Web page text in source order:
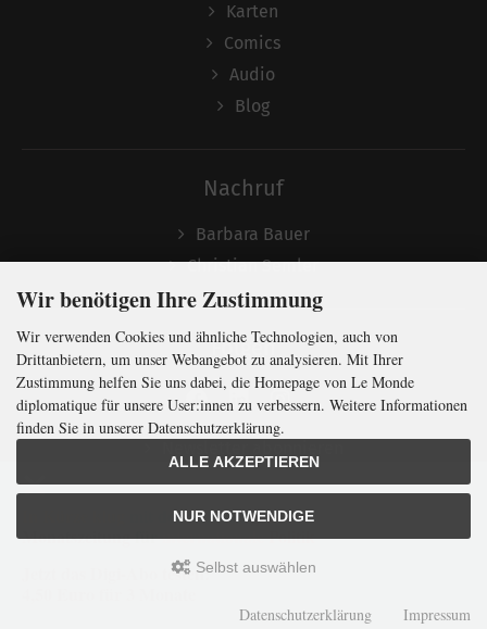
mit der weltweitgrößten
MonatszeitungfürinternationalePolitik
Jetzt das Digi-Abo testen:
Karten
Comics
Audio
Blog
Nachruf
Barbara Bauer
Christian Semler
Folgen
LMd © 2026 | Template © 2009-2026 bymodified eCommerce Shopsoftware
Wir benötigen Ihre Zustimmung
Wir verwenden Cookies und ähnliche Technologien, auch von
Drittanbietern, um unser Webangebot zu analysieren. Mit Ihrer
Zustimmung helfen Sie uns dabei, die Homepage von Le Monde
diplomatique für unsere User:innen zu verbessern. Weitere Informationen
finden Sie in unserer Datenschutzerklärung.
ALLE AKZEPTIEREN
NUR NOTWENDIGE
Selbst auswählen
Datenschutzerklärung Impressum